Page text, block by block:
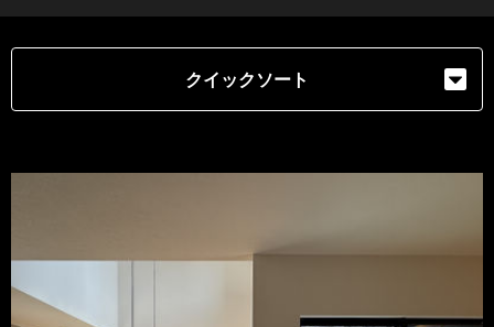
クイックソート